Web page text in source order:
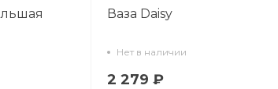
Ваза Daisy
Нет в наличии
2 279 ₽